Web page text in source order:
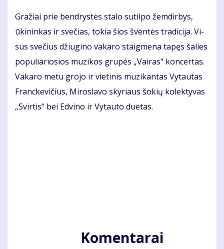
Gra­žiai prie ben­drys­tės sta­lo su­til­po žem­dir­bys,
ūki­nin­kas ir sve­čias, to­kia šios šven­tės tra­di­ci­ja. Vi­
sus sve­čius džiu­gi­no va­ka­ro staig­me­na ta­pęs ša­lies
po­pu­lia­rio­sios mu­zi­kos gru­pės „Vai­ras“ kon­cer­tas.
Va­ka­ro me­tu gro­jo ir vie­ti­nis mu­zi­kan­tas Vy­tau­tas
Franc­ke­vi­čius, Miroslavo skyriaus šokių kolek­tyvas
„Svirtis“ bei Edvino ir Vytau­to duetas.
Komentarai